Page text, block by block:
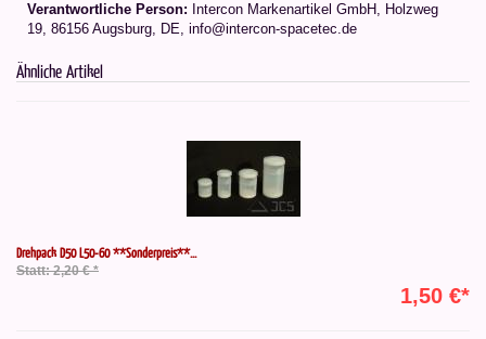
Verantwortliche Person: Intercon Markenartikel GmbH, Holzweg
19, 86156 Augsburg, DE, info@intercon-spacetec.de
Ähnliche Artikel
Drehpack D50 L50-60 **Sonderpreis**...
Statt: 2,20 € *
1,50 €*